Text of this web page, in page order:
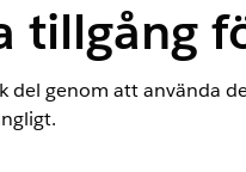
tillgång
genom att använda